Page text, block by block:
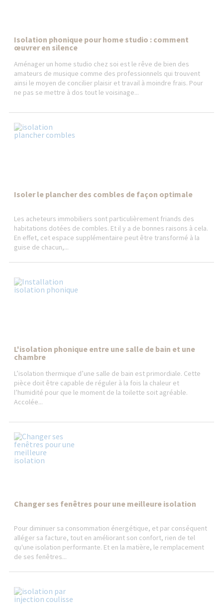
Isolation phonique pour home studio : comment
œuvrer en silence
Aménager un home studio chez soi est le rêve de bien des
amateurs de musique comme des professionnels qui trouvent
ainsi le moyen de concilier plaisir et travail à moindre frais. Pour
ne pas se mettre à dos tout le voisinage...
Isoler le plancher des combles de façon optimale
Les acheteurs immobiliers sont particulièrement friands des
habitations dotées de combles. Et il y a de bonnes raisons à cela.
En effet, cet espace supplémentaire peut être transformé à la
guise de chacun,...
L'isolation phonique entre une salle de bain et une
chambre
L’isolation thermique d’une salle de bain est primordiale. Cette
pièce doit être capable de réguler à la fois la chaleur et
l’humidité pour que le moment de la toilette soit agréable.
Accolée...
Changer ses fenêtres pour une meilleure isolation
Pour diminuer sa consommation énergétique, et par conséquent
alléger sa facture, tout en améliorant son confort, rien de tel
qu'une isolation performante. Et en la matière, le remplacement
de ses fenêtres...